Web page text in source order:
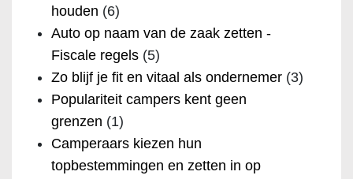
houden (6)
Auto op naam van de zaak zetten -
Fiscale regels (5)
Zo blijf je fit en vitaal als ondernemer (3)
Populariteit campers kent geen
grenzen (1)
Camperaars kiezen hun
topbestemmingen en zetten in op